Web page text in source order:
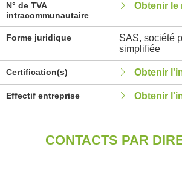
N° de TVA
intracommunautaire
Obtenir le
Forme juridique
SAS, société
simplifiée
Certification(s) Obtenir
Effectif entreprise Obtenir
CONTACTS PAR